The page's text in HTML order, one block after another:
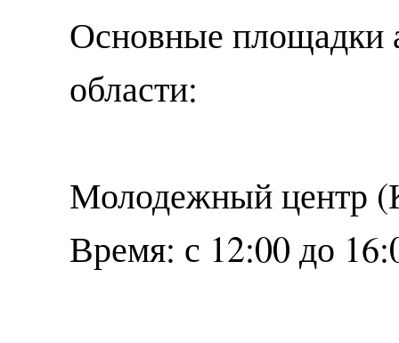
Основные площадки
области:
Молодежный центр
Время: с 12:00 до